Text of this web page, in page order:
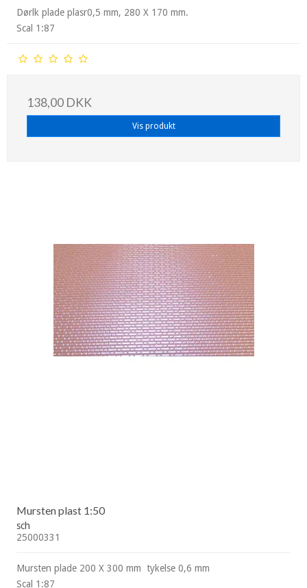
Dørlk plade plasr0,5 mm, 280 X 170 mm.
Scal 1:87
138,00 DKK
Vis produkt
Mursten plast 1:50
sch
25000331
Mursten plade 200 X 300 mm tykelse 0,6 mm
Scal 1:87